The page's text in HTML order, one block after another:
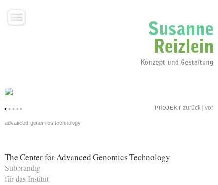
zurück vor
advanced-genomics-technology
The Center for Advanced Genomics Technology
Subbrandig
für das Institut